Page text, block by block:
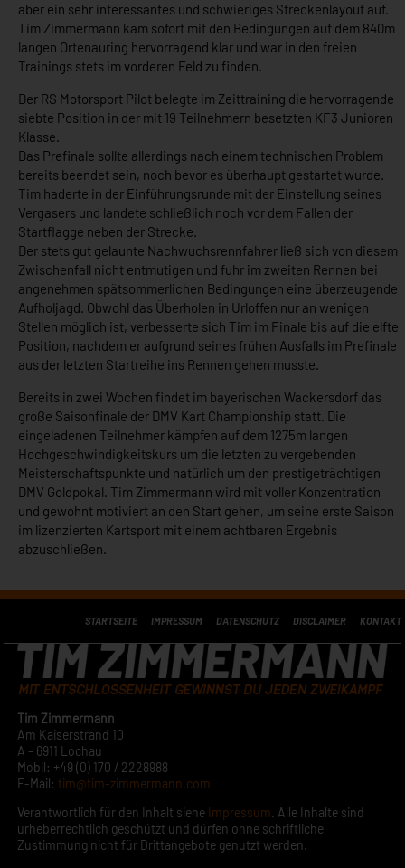
aber ein sehr interessantes und schwieriges Streckenlayout auf.
Tim Zimmermann kam sofort mit den Bedingungen auf dem 840m
langen Ortenauring hervorragend klar und war in den freien
Trainings stets im vorderen Feld zu finden.
Der RS Motorsport Pilot belegte im Zeittraining die hervorragende
siebte Position in der mit 19 Teilnehmern besetzten KF3 Junioren
Klasse.
Das Prefinale sollte allerdings nach einem technischen Problem
bereits beendet sein, noch bevor es überhaupt gestartet wurde.
Tim haderte in der Einführungsrunde mit der Einstellung seines
Vergasers und landete schließlich noch vor dem Fallen der
Startflagge neben der Strecke.
Der stets gut gelaunte Nachwuchsrennfahrer ließ sich von diesem
Zwischenfall nicht entmutigen und fuhr im zweiten Rennen bei
angenehmen spätsommerlichen Bedingungen eine überzeugende
Aufholjagd. Obwohl das Überholen in Urloffen nur an wenigen
Stellen möglich ist, verbesserte sich Tim im Finale bis auf die elfte
Position, nachdem er aufgrund seines frühen Ausfalls im Prefinale
aus der letzten Startreihe ins Rennen gehen musste.
Bereits in zwei Wochen findet im bayerischen Wackersdorf das
große Saisonfinale der DMV Kart Championship statt. Die
eingeladenen Teilnehmer kämpfen auf dem 1275m langen
Hochgeschwindigkeitskurs um die letzten zu vergebenden
Meisterschaftspunkte und natürlich um den prestigeträchtigen
DMV Goldpokal. Tim Zimmermann wird mit voller Konzentration
und gewohnt motiviert an den Start gehen, um seine erste Saison
im lizenzierten Kartsport mit einem achtbaren Ergebnis
abzuschließen.
KONTAKT
DISCLAIMER
DATENSCHUTZ
IMPRESSUM
STARTSEITE
Tim Zimmermann
Am Kaiserstrand 10
A – 6911 Lochau
Mobil: +49 (0) 170 / 2228988
E-Mail: tim@tim-zimmermann.com
Verantwortlich für den Inhalt siehe Impressum. Alle Inhalte sind
urheberrechtlich geschützt und dürfen ohne schriftliche
Zustimmung nicht für Drittangebote genutzt werden.